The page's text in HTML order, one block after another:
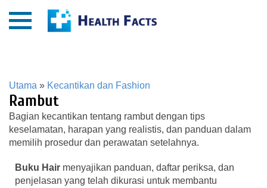
Utama » Kecantikan dan Fashion
Rambut
Bagian kecantikan tentang rambut dengan tips
keselamatan, harapan yang realistis, dan panduan dalam
memilih prosedur dan perawatan setelahnya.
Buku Hair menyajikan panduan, daftar periksa, dan
penjelasan yang telah dikurasi untuk membantu